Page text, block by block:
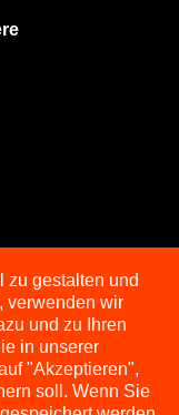
zu gestalten und
verwenden wir
und zu Ihren
in unserer
"Akzeptieren",
soll. Wenn Sie